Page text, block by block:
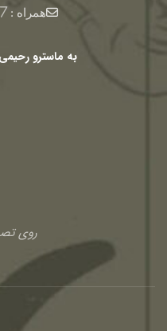
همراه :
به ماسترو
روی